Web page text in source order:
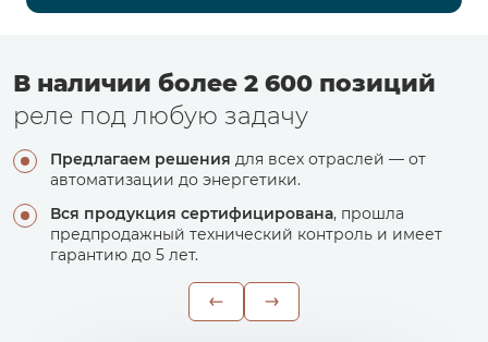
В наличии более 2 600 позиций
реле под любую задачу
Предлагаем решения для всех отраслей — от
автоматизации до энергетики.
Вся продукция сертифицирована, прошла
предпродажный технический контроль и имеет
гарантию до 5 лет.